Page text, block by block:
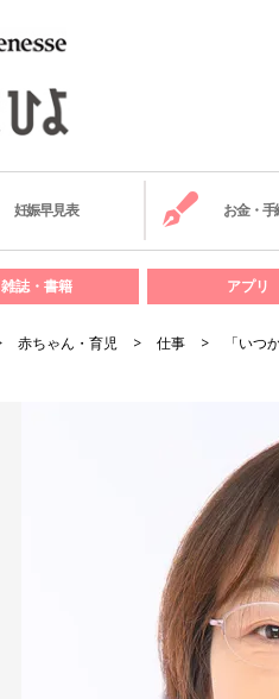
妊娠早見表 お金・手
雑誌・書籍 アプリ
赤ちゃん・育児 仕事 「いつ